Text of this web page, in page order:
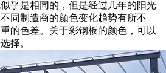
乎是相同的，但是经过几年的阳光
同制造商的颜色变化趋势有所不
的色差。关于彩钢板的颜色，可以
择。